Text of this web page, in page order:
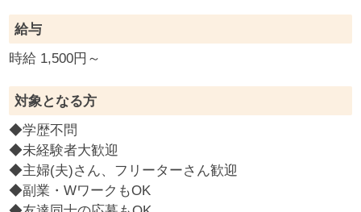
給与
時給 1,500円～
対象となる方
◆学歴不問
◆未経験者大歓迎
◆主婦(夫)さん、フリーターさん歓迎
◆副業・WワークもOK